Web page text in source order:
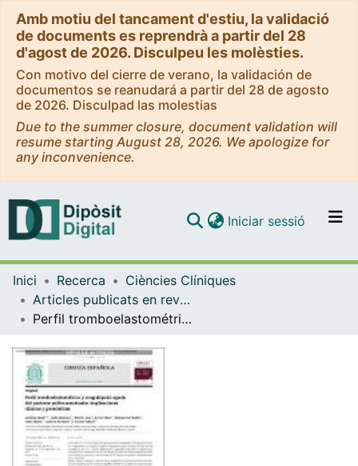
Amb motiu del tancament d'estiu, la validació
de documents es reprendrà a partir del 28
d'agost de 2026. Disculpeu les molèsties.
Con motivo del cierre de verano, la validación de
documentos se reanudará a partir del 28 de agosto
de 2026. Disculpad las molestias
Due to the summer closure, document validation will
resume starting August 28, 2026. We apologize for
any inconvenience.
Navega per tot el DD
Com publicar
Iniciar sessió (current)
Inici Recerca
Ciències Clíniques
Articles publicats en revistes (Ciències Clíniques)
Perfil tromboelastométrico y coagulopatía aguda del paciente politraumatizado: implicaciones clínicas y pronósticas